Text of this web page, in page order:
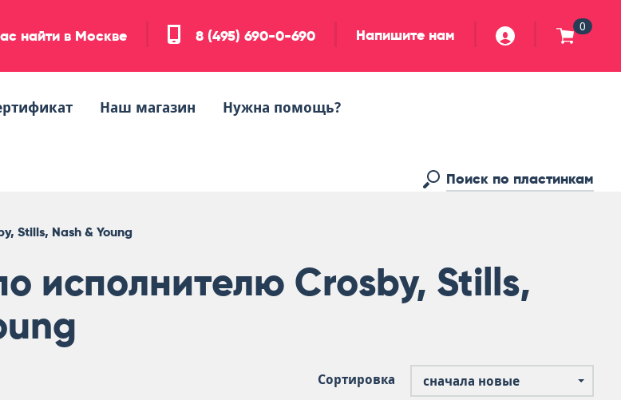
найти в Москве 8 (495) 690-0-690 Напишите нам 0
Наш магазин Нужна помощь?
Stills, Nash & Young
исполнителю Crosby, Stills,
Сортировка сначала новые